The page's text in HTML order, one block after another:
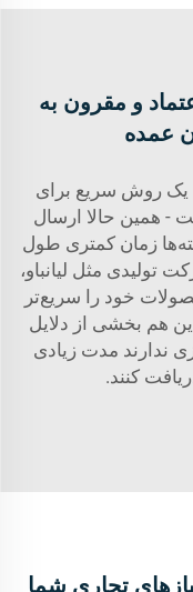
و مقرون به
عمده
ارسال بین‌المللی تسریع‌شده USPS یک روش سریع برای
- همین حالا ارسال
زمان کمتری طول
مثل لیانباو،
خود را سریع‌تر
هم بخشی از دلایل
ندارند مدت زیادی
کنند.
تجاری شما